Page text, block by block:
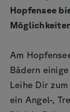
Hopfensee
Am
Bädern
Leihe Dir
ein Angel-,